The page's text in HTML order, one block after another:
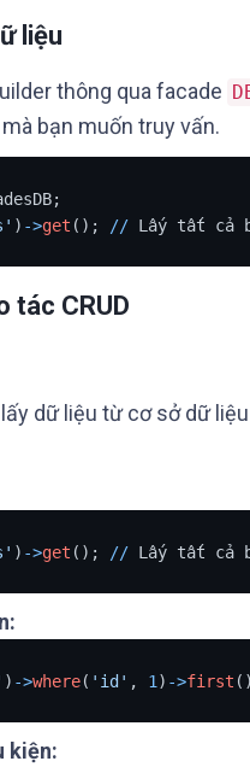
liệu
thông qua facade
bạn muốn truy vấn.
) ->get (); // Lấy tất cả
tác CRUD
dữ liệu từ cơ sở dữ
) ->get (); // Lấy tất cả
) ->where( 'id' , 1 ) ->first
kiện: